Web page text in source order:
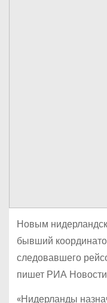
Новым
бывший
следовавшего
пишет РИА
«Нидерланды